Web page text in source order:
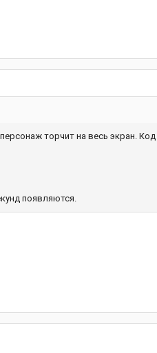
торчит на весь экран. Код
появляются.